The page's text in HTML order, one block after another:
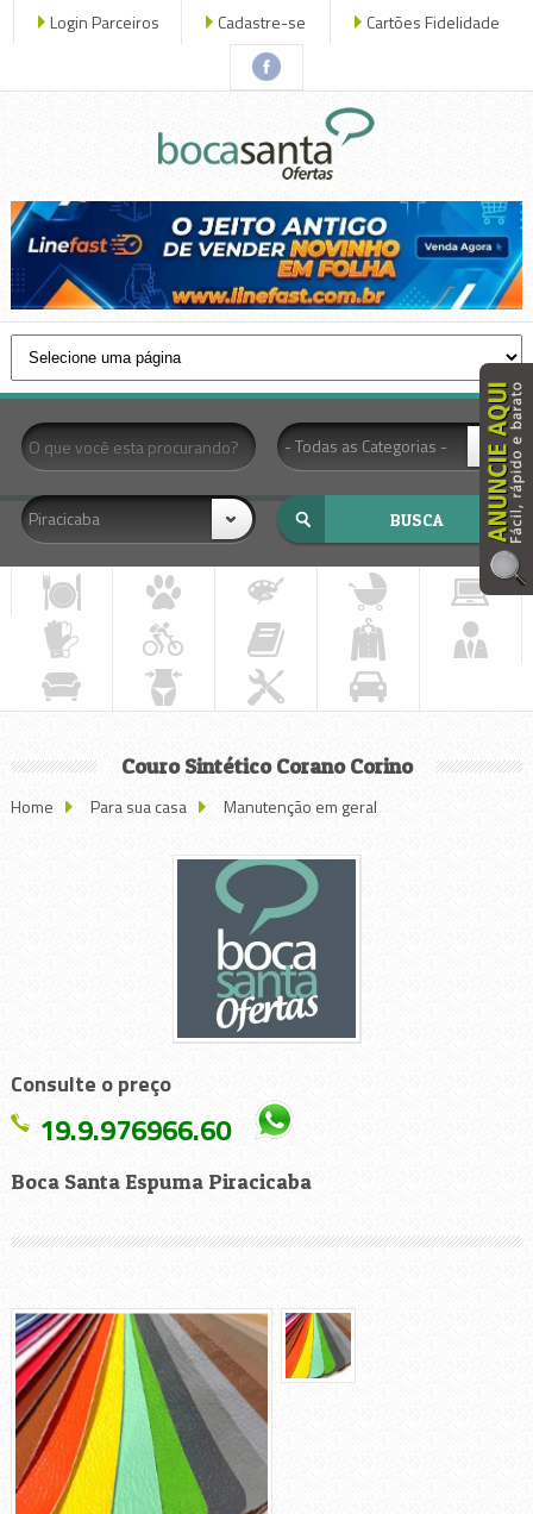
Login Parceiros Cadastre-se Cartões Fidelidade
- Todas as Categorias -
Piracicaba
Couro Sintético Corano Corino
Home
Para sua casa Manutenção em geral
Consulte o preço
19.9.976966.60
Boca Santa Espuma Piracicaba